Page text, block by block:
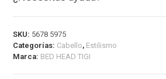
SKU: 5678 5975
Categorías: Cabello, Estilismo
Marca: BED HEAD TIGI